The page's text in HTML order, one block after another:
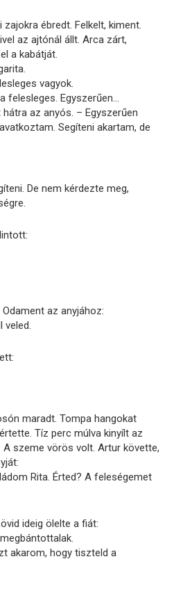
ébredt. Felkelt, kiment.
az ajtónál állt. Arca zárt,
a kabátját.
vagyok.
felesleges. Egyszerűen…
az anyós. – Egyszerűen
Segíteni akartam, de
De nem kérdezte meg,
az anyjához:
veled.
maradt. Tompa hangokat
Tíz perc múlva kinyílt az
A szeme vörös volt. Artur követte,
Rita. Érted? A feleségemet
ideig ölelte a fiát:
akarom, hogy tiszteld a